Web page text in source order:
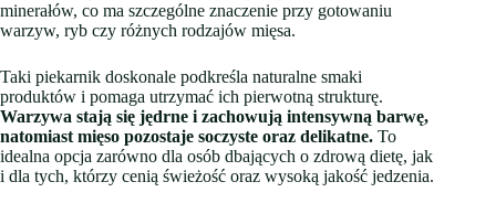
minerałów, co ma szczególne znaczenie przy gotowaniu
warzyw, ryb czy różnych rodzajów mięsa.
Taki piekarnik doskonale podkreśla naturalne smaki
produktów i pomaga utrzymać ich pierwotną strukturę.
Warzywa stają się jędrne i zachowują intensywną barwę,
natomiast mięso pozostaje soczyste oraz delikatne. To
idealna opcja zarówno dla osób dbających o zdrową dietę, jak
i dla tych, którzy cenią świeżość oraz wysoką jakość jedzenia.